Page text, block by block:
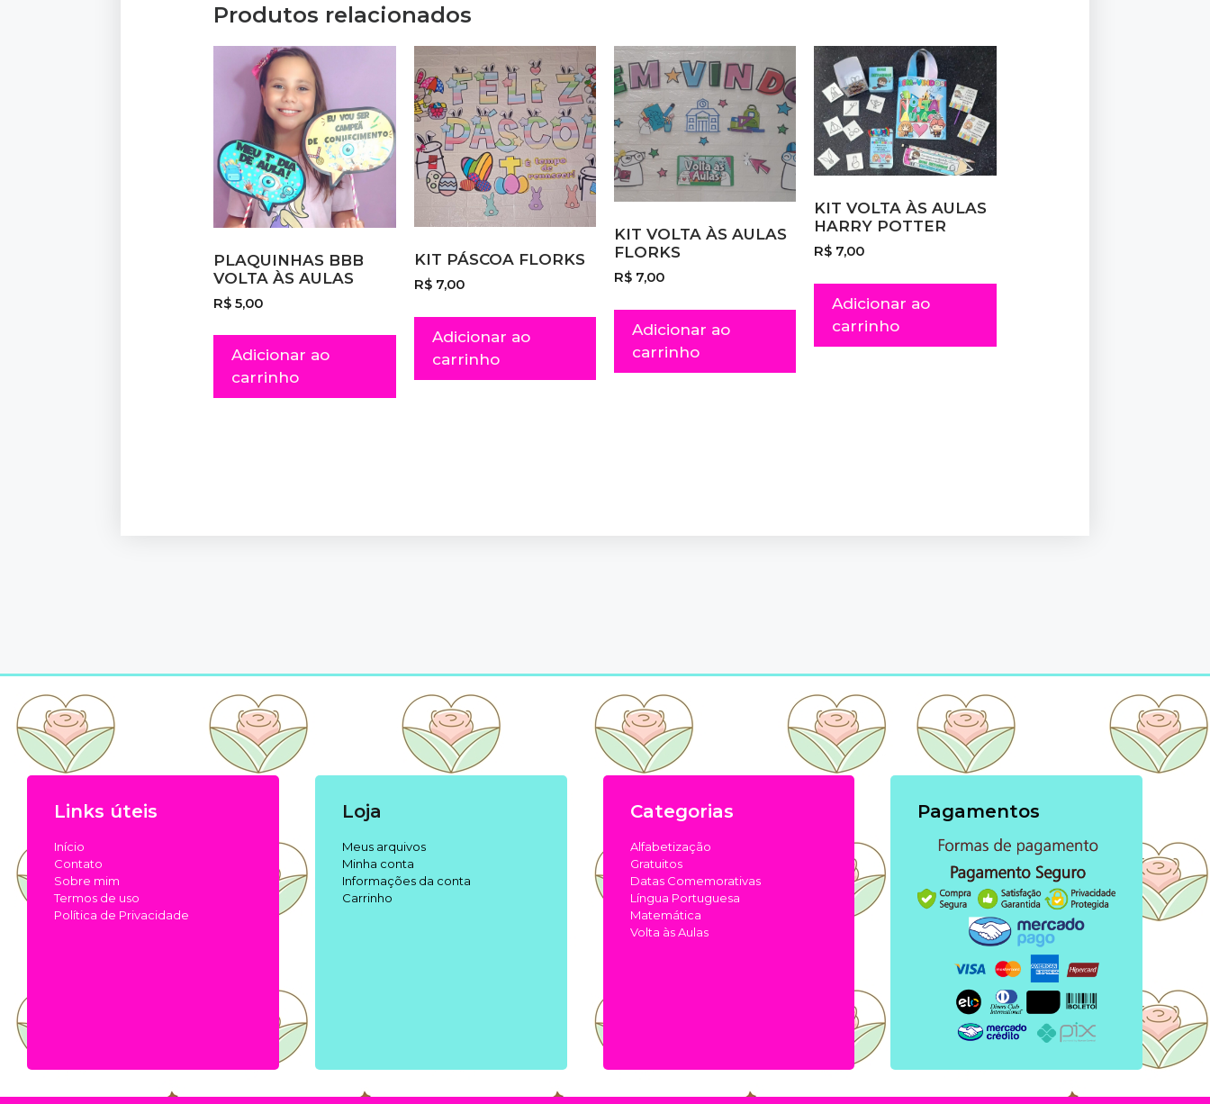
Produtos relacionados
PLAQUINHAS BBB
VOLTA ÀS AULAS
R$ 5,00
Adicionar ao
carrinho
KIT PÁSCOA FLORKS
R$7,00
Adicionar ao
carrinho
KIT VOLTA ÀS AULAS
FLORKS
R$7,00
Adicionar ao
carrinho
KIT VOLTA ÀS AULAS
HARRY POTTER
R$ 7,00
Adicionar ao
carrinho
Links úteis
Início
Contato
Sobre mim
Termos de uso
Política de Privacidade
Loja
Meus arquivos
Minha conta
Informações da conta
Carrinho
Categorias
Alfabetização
Gratuitos
Datas Comemorativas
Língua Portuguesa
Matemática
Volta às Aulas
Pagamentos